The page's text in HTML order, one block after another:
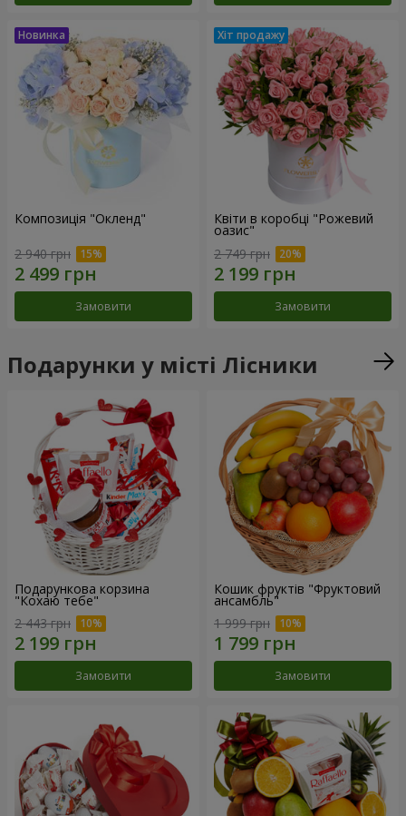
Композиція "Окленд"
2 940 грн
Замовити
Квіти в коробці "Рожевий
оазис"
2 749 грн
Замовити
Подарунки у місті Лісники
Подарункова корзина
"Кохаю тебе"
2 443 грн
Замовити
Кошик фруктів "Фруктовий
ансамбль"
1 999 грн
Замовити